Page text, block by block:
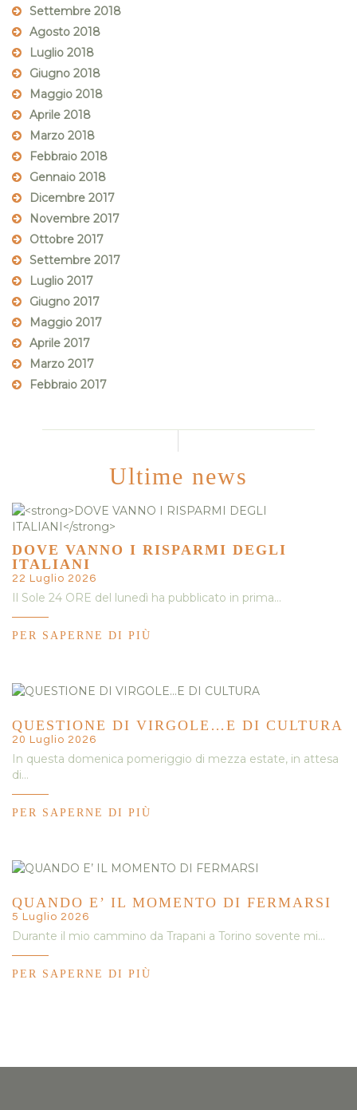
Settembre 2018
Agosto 2018
Luglio 2018
Giugno 2018
Maggio 2018
Aprile 2018
Marzo 2018
Febbraio 2018
Gennaio 2018
Dicembre 2017
Novembre 2017
Ottobre 2017
Settembre 2017
Luglio 2017
Giugno 2017
Maggio 2017
Aprile 2017
Marzo 2017
Febbraio 2017
Ultime news
DOVE VANNO I RISPARMI DEGLI
ITALIANI
22 Luglio 2026
Il Sole 24 ORE del lunedì ha pubblicato in prima…
PER SAPERNE DI PIÙ
QUESTIONE DI VIRGOLE…E DI CULTURA
20 Luglio 2026
In questa domenica pomeriggio di mezza estate, in attesa
di…
PER SAPERNE DI PIÙ
QUANDO E’ IL MOMENTO DI FERMARSI
5 Luglio 2026
Durante il mio cammino da Trapani a Torino sovente mi…
PER SAPERNE DI PIÙ